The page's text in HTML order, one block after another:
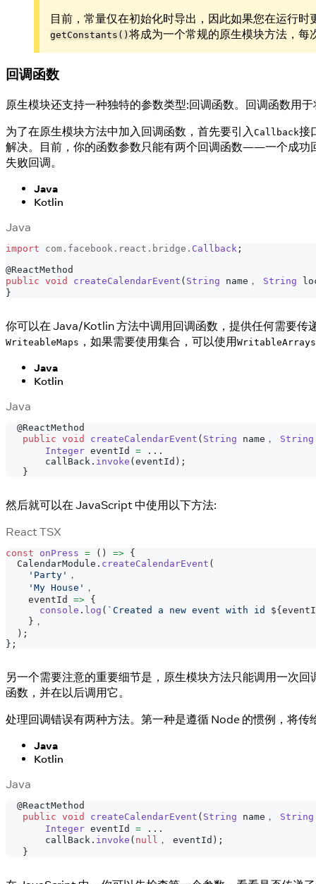
目前，常量仅在初始化时导出，因此如果您在运行
getConstants() 将成为一个常规的原生模块方法，每
回调函数
原生模块还支持一种独特的参数类型:回调函数。回调函数用
为了在原生模块方法中加入回调函数，首先要引入Callback接
解决。目前，你的函数参数只能有两个回调函数——一个成功
失败回调。
Java
Kotlin
Java
import com . facebook . react . bridge . Callback ;
@ReactMethod
public void createCalendarEvent ( String name， String
}
你可以在 Java/Kotlin 方法中调用回调函数，提供任何需要
WriteableMaps ，如果需要使用集合，可以使用WritableArrays
Java
Kotlin
Java
@ReactMethod
public void createCalendarEvent ( String name， String
Integer eventId = . . .
       callBack
. invoke ( eventId ) ;
}
然后就可以在 JavaScript 中使用以下方法:
React TSX
const onPress = ( ) => {
CalendarModule . createCalendarEvent (
'Party' ，
'My House' ，
    eventId
=> {
console . log ( ` Created a new event with id ${
} ，
) ;
} ;
另一个需要注意的重要细节是，原生模块方法只能调用一次
函数，并在以后调用它。
处理回调错误有两种方法。第一种是遵循 Node 的惯例，将
Java
Kotlin
Java
@ReactMethod
public void createCalendarEvent ( String name， String
Integer eventId = . . .
       callBack
. invoke ( null ， eventId ) ;
}